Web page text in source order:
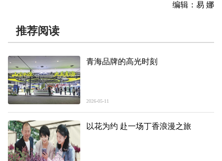
编辑：易 娜
推荐阅读
青海品牌的高光时刻
2026-05-11
以花为约 赴一场丁香浪漫之旅